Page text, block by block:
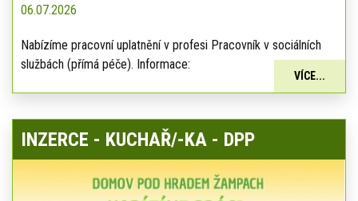
06.07.2026
Nabízíme pracovní uplatnění v profesi Pracovník v sociálních
službách (přímá péče). Informace:
VÍCE...
INZERCE - KUCHAŘ/-KA - DPP